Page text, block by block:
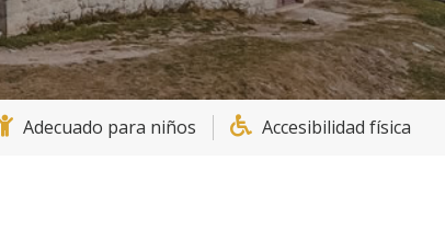
Adecuado para niños Accesibilidad física